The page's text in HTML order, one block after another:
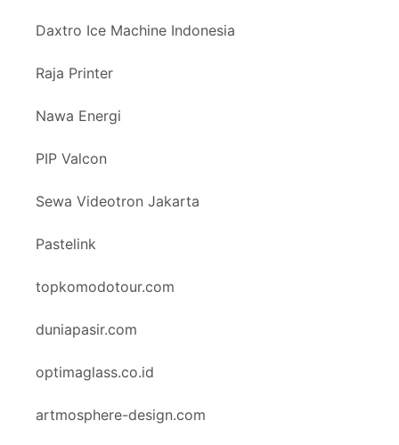
Daxtro Ice Machine Indonesia
Raja Printer
Nawa Energi
PIP Valcon
Sewa Videotron Jakarta
Pastelink
topkomodotour.com
duniapasir.com
optimaglass.co.id
artmosphere-design.com